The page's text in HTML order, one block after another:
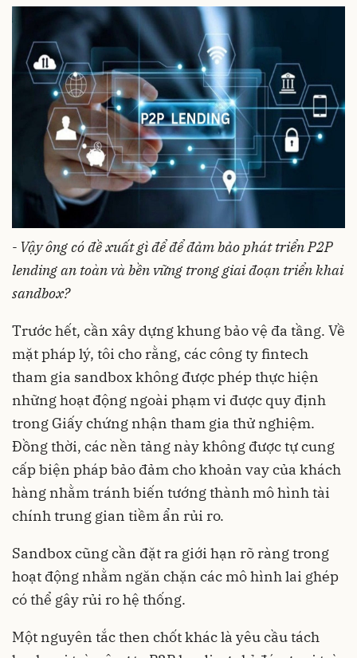
- Vậy ông có đề xuất gì để để đảm bảo phát triển P2P
lending an toàn và bền vững trong giai đoạn triển khai
sandbox?
Trước hết, cần xây dựng khung bảo vệ đa tầng. Về
mặt pháp lý, tôi cho rằng, các công ty fintech
tham gia sandbox không được phép thực hiện
những hoạt động ngoài phạm vi được quy định
trong Giấy chứng nhận tham gia thử nghiệm.
Đồng thời, các nền tảng này không được tự cung
cấp biện pháp bảo đảm cho khoản vay của khách
hàng nhằm tránh biến tướng thành mô hình tài
chính trung gian tiềm ẩn rủi ro.
Sandbox cũng cần đặt ra giới hạn rõ ràng trong
hoạt động nhằm ngăn chặn các mô hình lai ghép
có thể gây rủi ro hệ thống.
Một nguyên tắc then chốt khác là yêu cầu tách